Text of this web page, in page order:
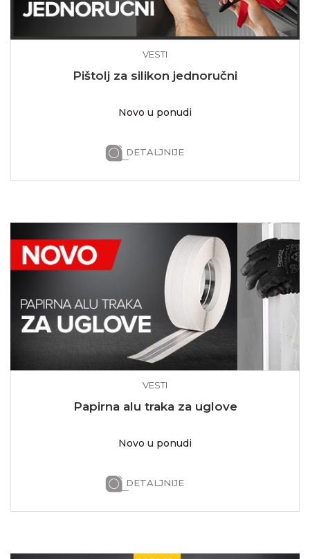
VESTI
Pištolj za silikon jednoručni
Novo u ponudi
DETALJNIJE
VESTI
Papirna alu traka za uglove
Novo u ponudi
DETALJNIJE